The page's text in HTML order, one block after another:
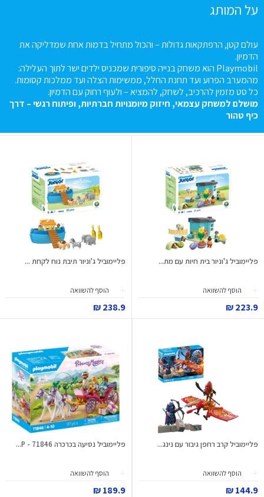
על המותג
עולם קטן, הרפתקאות גדולות – והכול מתחיל בדמות אחת שמדליקה את
הדמיון.
Playmobil הוא משחק בנייה סיפורית שמכניס ילדים ישר לתוך העלילה:
מהמערב הפרוע ועד תחנת החלל, ממשימות הצלה ועד ממלכות קסומות.
כל סט מזמין להרכיב, לשחק, להמציא – ולעוף רחוק עם הדמיון.
מושלםלמשחקעצמאי, חיזוקמיומנויותחברתיות,ופיתוחרגשי– דרך
כיףטהור
פליימוביל ג'וניור בית חיות עם מת...
הוסף להשוואה
223.9 ₪
פליימוביל ג'וניור תיבת נוח לקחת ...
הוסף להשוואה
238.9 ₪
פליימוביל קרב רחפן גיבור עם נינג...
הוסף להשוואה
144.9 ₪
פליימוביל נסיעה בכרכרה 71846 - P...
הוסף להשוואה
189.9 ₪